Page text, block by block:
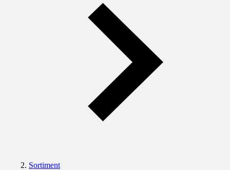
Sortiment